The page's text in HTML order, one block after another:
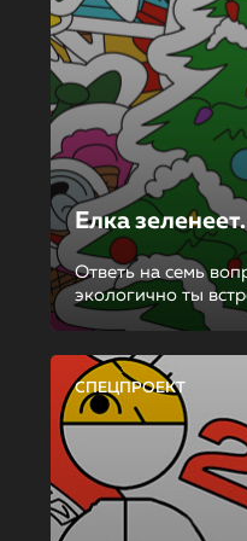
Елка
Ответь на семь
экологично ты
СПЕЦПРОЕКТ